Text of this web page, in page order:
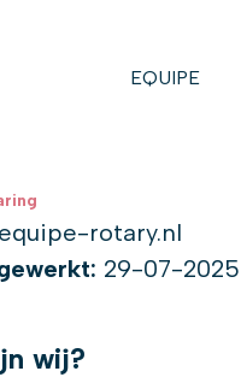
EQUIPE
equipe-rotary.nl
29-07-2025
wij?